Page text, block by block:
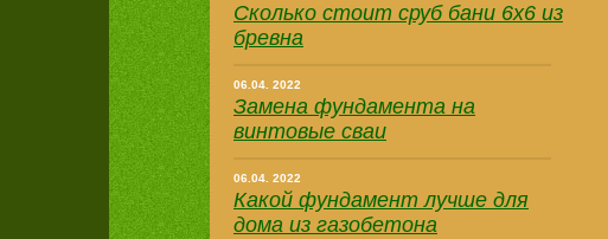
Сколько стоит сруб бани 6х6 из
бревна
06.04. 2022
Замена фундамента на
винтовые сваи
06.04. 2022
Какой фундамент лучше для
дома из газобетона